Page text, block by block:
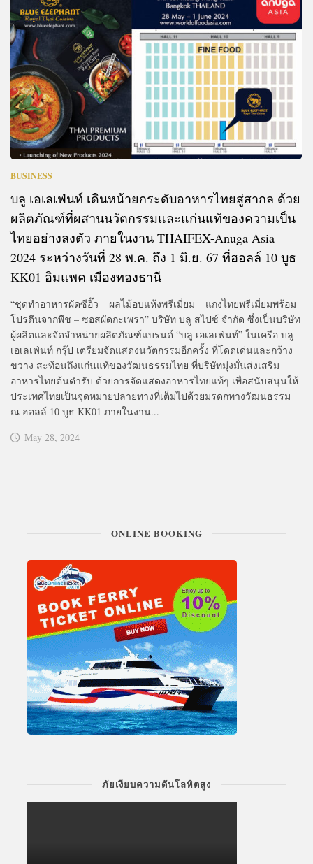
BUSINESS
บลู เอเลเฟ่นท์ เดินหน้ายกระดับอาหารไทยสู่สากล ด้วย
ผลิตภัณฑ์ที่ผสานนวัตกรรมและแก่นแท้ของความเป็น
ไทยอย่างลงตัว ภายในงาน THAIFEX-Anuga Asia
2024 ระหว่างวันที่ 28 พ.ค. ถึง 1 มิ.ย. 67 ที่ฮอลล์ 10 บูธ
KK01 อิมแพค เมืองทองธานี
“ชุดทำอาหารผัดซีอิ๊ว – ผลไม้อบแห้งพรีเมี่ยม – แกงไทยพรีเมี่ยมพร้อม
โปรตีนจากพืช – ซอสผัดกะเพรา” บริษัท บลู สไปซ์ จำกัด ซึ่งเป็นบริษัท
ผู้ผลิตและจัดจำหน่ายผลิตภัณฑ์แบรนด์ “บลู เอเลเฟ่นท์” ในเครือ บลู
เอเลเฟ่นท์ กรุ๊ป เตรียมจัดแสดงนวัตกรรมอีกครั้ง ที่โดดเด่นและกว้าง
ขวาง สะท้อนถึงแก่นแท้ของวัฒนธรรมไทย ที่บริษัทมุ่งมั่นส่งเสริม
อาหารไทยต้นตำรับ ด้วยการจัดแสดงอาหารไทยแท้ๆ เพื่อสนับสนุนให้
ประเทศไทยเป็นจุดหมายปลายทางที่เต็มไปด้วยมรดกทางวัฒนธรรม
ณ ฮอลล์ 10 บูธ KK01 ภายในงาน...
May 28, 2024
ONLINE BOOKING
ภัยเงียบความดันโลหิตสูง